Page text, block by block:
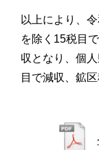
以上により、
を除く15税目
収となり、個
目で減収、鉱